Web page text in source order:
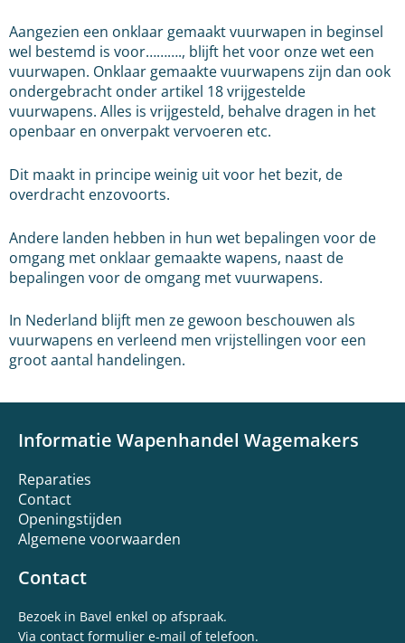
Aangezien een onklaar gemaakt vuurwapen in beginsel
wel bestemd is voor………., blijft het voor onze wet een
vuurwapen. Onklaar gemaakte vuurwapens zijn dan ook
ondergebracht onder artikel 18 vrijgestelde
vuurwapens. Alles is vrijgesteld, behalve dragen in het
openbaar en onverpakt vervoeren etc.
Dit maakt in principe weinig uit voor het bezit, de
overdracht enzovoorts.
Andere landen hebben in hun wet bepalingen voor de
omgang met onklaar gemaakte wapens, naast de
bepalingen voor de omgang met vuurwapens.
In Nederland blijft men ze gewoon beschouwen als
vuurwapens en verleend men vrijstellingen voor een
groot aantal handelingen.
Informatie Wapenhandel Wagemakers
Reparaties
Contact
Openingstijden
Algemene voorwaarden
Contact
Bezoek in Bavel enkel op afspraak.
Via contact formulier e-mail of telefoon.